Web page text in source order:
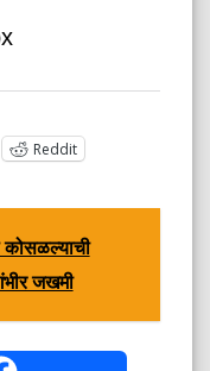
Reddit
जखमी